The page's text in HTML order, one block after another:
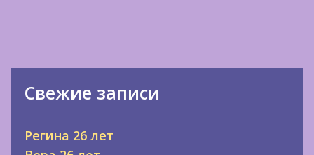
Свежие записи
Регина 26 лет